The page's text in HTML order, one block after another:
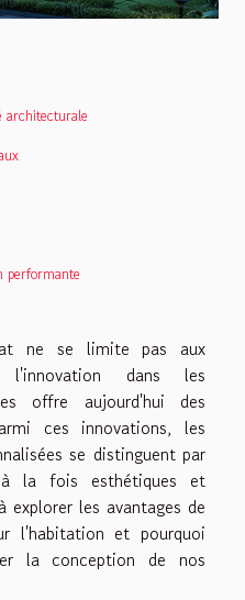
architecturale
performante
ne se limite pas aux
l'innovation dans les
offre aujourd'hui des
ces innovations, les
se distinguent par
à la fois esthétiques et
les avantages de
l'habitation et pourquoi
la conception de nos